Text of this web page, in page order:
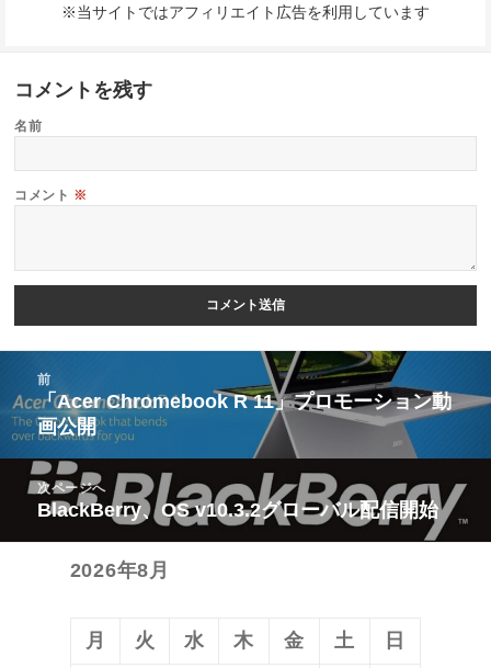
※当サイトではアフィリエイト広告を利用しています
コメントを残す
名前
コメント ※
稿
ナ
ビ
前
前
の
投
稿:
「Acer Chromebook R 11」プロモーション動
画公開
次ページへ
次
の
BlackBerry、OS v10.3.2グローバル配信開始
2026年8月
月 火 水 木 金 土 日